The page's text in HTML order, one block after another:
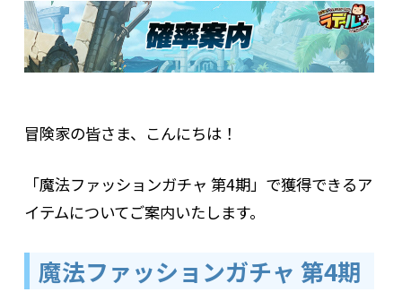
SYSTEM
FAQ
冒険家の皆さま、こんにちは！
「魔法ファッションガチャ 第4期」で獲得できるア
イテムについてご案内いたします。
魔法ファッションガチャ 第4期